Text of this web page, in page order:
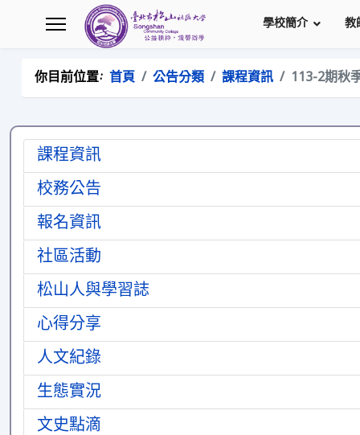
學校簡介 教
你目前位置: 首頁 公告分類 課程資訊 113-2期秋
課程資訊
校務公告
報名資訊
社區活動
松山人與學習誌
心得分享
人文紀錄
生態實況
文史點滴